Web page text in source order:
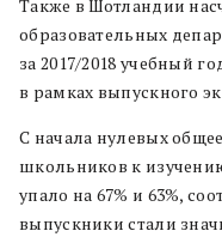
Также в Шотландии
образовательных
за 2017/2018 учебный
в рамках выпускного
С начала нулевых
школьников к
упало на 67% и 63%,
выпускники стали